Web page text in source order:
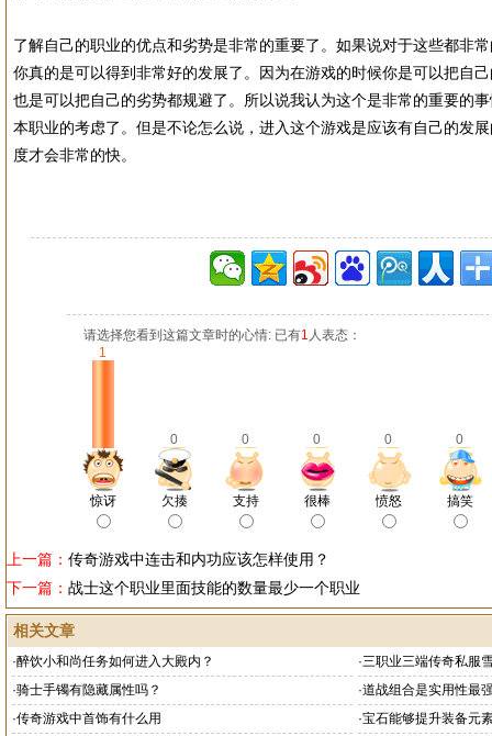
了解自己的职业的优点和劣势是非常的重要了。如果说对于这些都非
你真的是可以得到非常好的发展了。因为在游戏的时候你是可以把自
也是可以把自己的劣势都规避了。所以说我认为这个是非常的重要的
本职业的考虑了。但是不论怎么说，进入这个游戏是应该有自己的发
度才会非常的快。
请选择您看到这篇文章时的心情: 已有1 人表态：
1
0 0 0 0 0
惊讶 欠揍 支持 很棒 愤怒 搞笑
上一篇： 传奇游戏中连击和内功应该怎样使用？
下一篇： 战士这个职业里面技能的数量最少一个职业
相关文章
·醉饮小和尚任务如何进入大殿内？ ·三职业三端传奇私服
·骑士手镯有隐藏属性吗？ ·道战组合是实用性最
·传奇游戏中首饰有什么用 ·宝石能够提升装备元